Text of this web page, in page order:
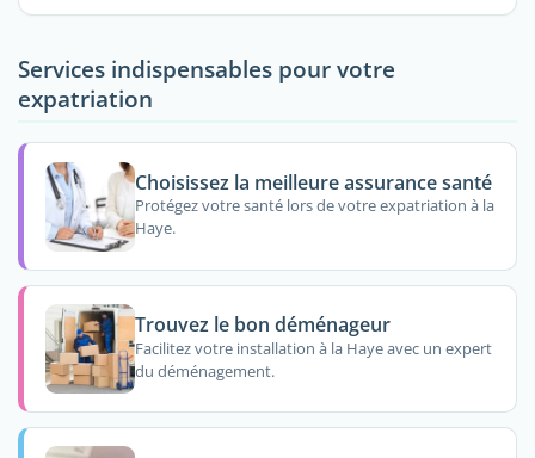
Services indispensables pour votre
expatriation
Choisissez la meilleure assurance santé
Protégez votre santé lors de votre expatriation à la
Haye.
Trouvez le bon déménageur
Facilitez votre installation à la Haye avec un expert
du déménagement.